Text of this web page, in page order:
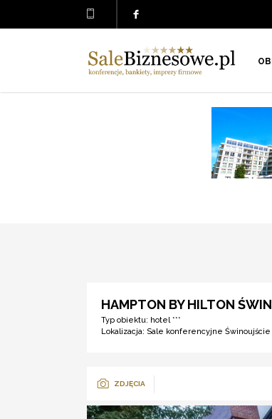
HAMPTON BY HILTON
Typ obiektu: hotel ***
Lokalizacja: Sale konferencyjne Świnoujście
ZDJĘCIA